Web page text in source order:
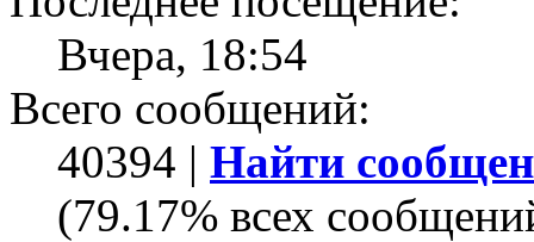
Вчера, 18:54
Всего сообщений:
40394 | Найти
(79.17% всех